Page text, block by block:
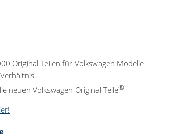
Original Teilen für Volkswagen Modelle
neuen Volkswagen Original Teile®